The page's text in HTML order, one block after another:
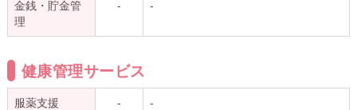
金銭・貯金管
理
- -
健康管理サービス
服薬支援 - -